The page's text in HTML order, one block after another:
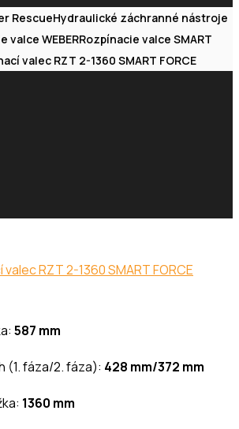
RescueHydraulické záchranné nástroje
valce WEBERRozpínacie valce SMART
valec RZT 2-1360 SMART FORCE
587 mm
(1. fáza/2. fáza): 428 mm/372 mm
1360 mm